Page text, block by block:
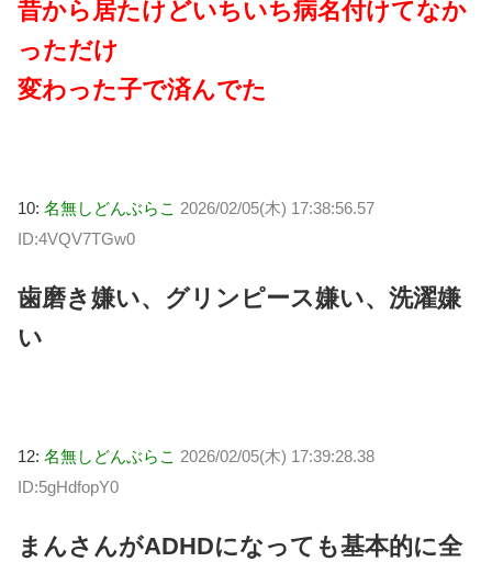
昔から居たけどいちいち病名付けてなか
っただけ
変わった子で済んでた
10: 名無しどんぶらこ 2026/02/05(木) 17:38:56.57
ID:4VQV7TGw0
歯磨き嫌い、グリンピース嫌い、洗濯嫌
い
12: 名無しどんぶらこ 2026/02/05(木) 17:39:28.38
ID:5gHdfopY0
まんさんがADHDになっても基本的に全